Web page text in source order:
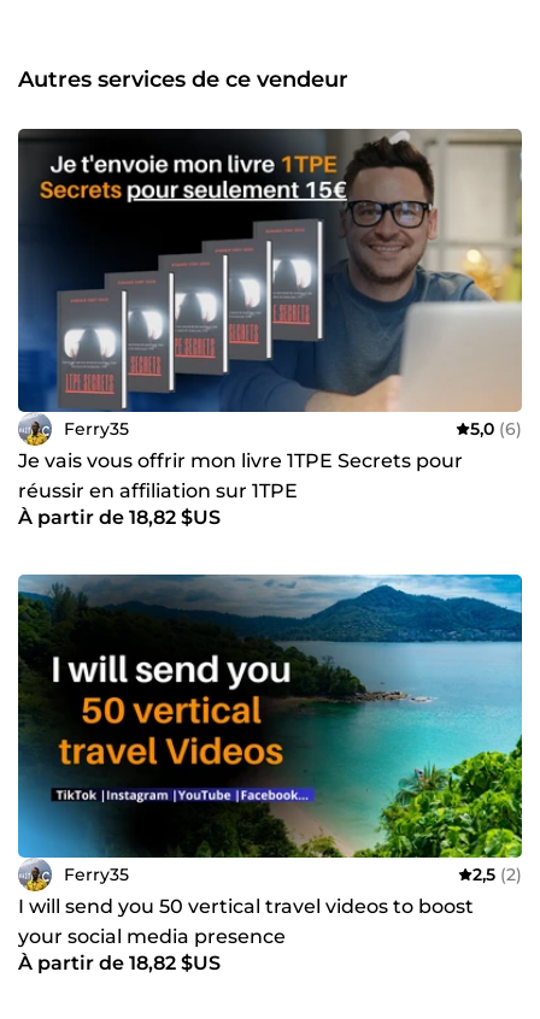
Autres services de ce vendeur
Ferry35 5,0 (6)
Je vais vous offrir mon livre 1TPE Secrets pour
réussir en affiliation sur 1TPE
À partir de 18,82 $US
Ferry35 2,5 (2)
I will send you 50 vertical travel videos to boost
your social media presence
À partir de 18,82 $US